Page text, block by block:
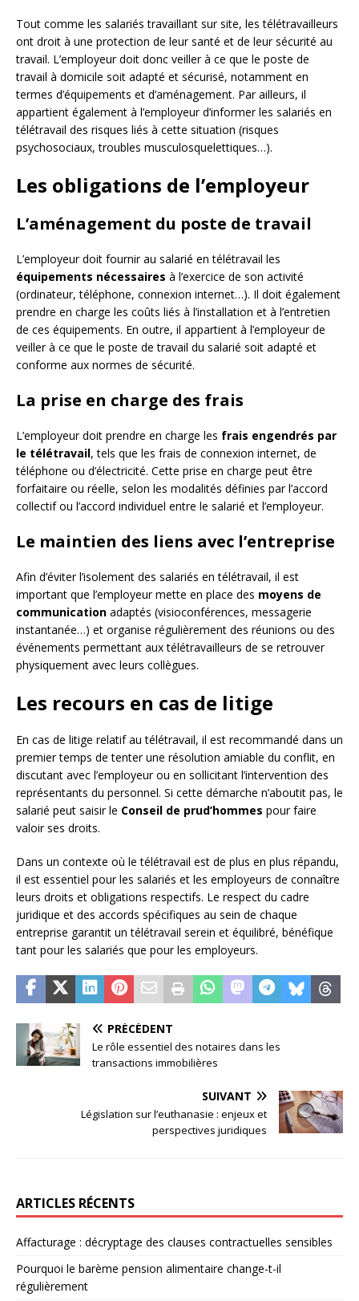
Tout comme les salariés travaillant sur site, les télétravailleurs
ont droit à une protection de leur santé et de leur sécurité au
travail. L’employeur doit donc veiller à ce que le poste de
travail à domicile soit adapté et sécurisé, notamment en
termes d’équipements et d’aménagement. Par ailleurs, il
appartient également à l’employeur d’informer les salariés en
télétravail des risques liés à cette situation (risques
psychosociaux, troubles musculosquelettiques…).
Les obligations de l’employeur
L’aménagement du poste de travail
L’employeur doit fournir au salarié en télétravail les
équipements nécessaires à l’exercice de son activité
(ordinateur, téléphone, connexion internet…). Il doit également
prendre en charge les coûts liés à l’installation et à l’entretien
de ces équipements. En outre, il appartient à l’employeur de
veiller à ce que le poste de travail du salarié soit adapté et
conforme aux normes de sécurité.
La prise en charge des frais
L’employeur doit prendre en charge les frais engendrés par
le télétravail, tels que les frais de connexion internet, de
téléphone ou d’électricité. Cette prise en charge peut être
forfaitaire ou réelle, selon les modalités définies par l’accord
collectif ou l’accord individuel entre le salarié et l’employeur.
Le maintien des liens avec l’entreprise
Afin d’éviter l’isolement des salariés en télétravail, il est
important que l’employeur mette en place des moyens de
communication adaptés (visioconférences, messagerie
instantanée…) et organise régulièrement des réunions ou des
événements permettant aux télétravailleurs de se retrouver
physiquement avec leurs collègues.
Les recours en cas de litige
En cas de litige relatif au télétravail, il est recommandé dans un
premier temps de tenter une résolution amiable du conflit, en
discutant avec l’employeur ou en sollicitant l’intervention des
représentants du personnel. Si cette démarche n’aboutit pas, le
salarié peut saisir le Conseil de prud’hommes pour faire
valoir ses droits.
Dans un contexte où le télétravail est de plus en plus répandu,
il est essentiel pour les salariés et les employeurs de connaître
leurs droits et obligations respectifs. Le respect du cadre
juridique et des accords spécifiques au sein de chaque
entreprise garantit un télétravail serein et équilibré, bénéfique
tant pour les salariés que pour les employeurs.
PRÉCÉDENT
Le rôle essentiel des notaires dans les
transactions immobilières
SUIVANT
Législation sur l’euthanasie : enjeux et
perspectives juridiques
ARTICLES RÉCENTS
Affacturage : décryptage des clauses contractuelles sensibles
Pourquoi le barème pension alimentaire change-t-il
régulièrement